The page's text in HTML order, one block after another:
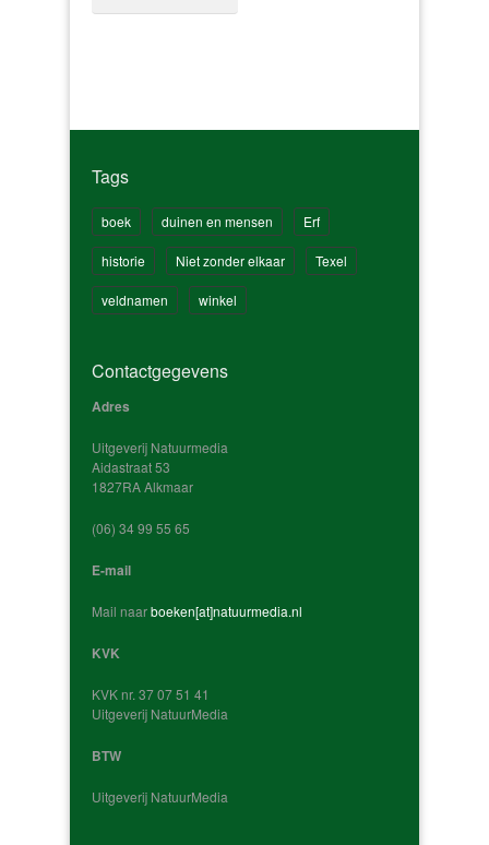
Tags
boek duinen en mensen Erf
historie Niet zonder elkaar Texel
veldnamen winkel
Contactgegevens
Adres
Uitgeverij Natuurmedia
Aidastraat 53
1827RA Alkmaar
‭(06) 34 99 55 65‬
E-mail
Mail naarboeken[at]natuurmedia.nl
KVK
KVK nr. 37 07 51 41
Uitgeverij NatuurMedia
BTW
Uitgeverij NatuurMedia